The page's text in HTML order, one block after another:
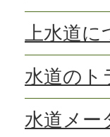
上水道に
水道のト
水道メー